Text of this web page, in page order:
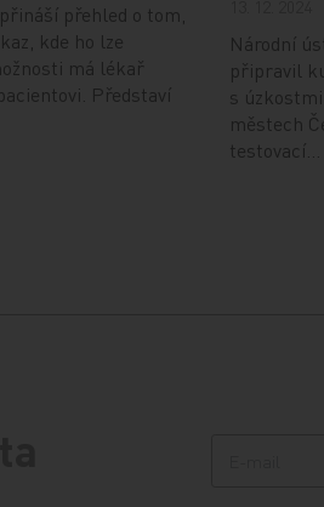
přehled o tom,
kde ho lze
má lékař
Představí
Národní
připravil
s
městech
testovací…